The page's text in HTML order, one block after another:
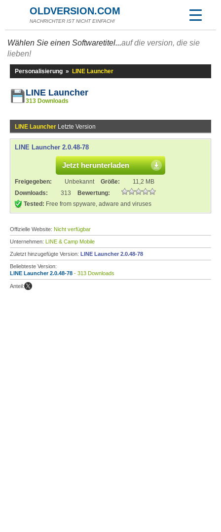
OLDVERSION.COM
NACHRICHTER IST NICHT EINFACH!
Wählen Sie einen Softwaretitel...auf die version, die sie
lieben!
Personalisierung » LINE Launcher
LINE Launcher
313 Downloads
LINE Launcher Letzte Version
LINE Launcher 2.0.48-78
Jetzt herunterladen
Freigegeben: Unbekannt Größe:
11,2 MB
Downloads:
313
Bewertung:
Tested: Free from spyware, adware and viruses
Offizielle Website: Nicht verfügbar
Unternehmen: LINE & Camp Mobile
Zuletzt hinzugefügte Version: LINE Launcher 2.0.48-78
Beliebteste Version:
LINE Launcher 2.0.48-78 - 313 Downloads
Anteil: